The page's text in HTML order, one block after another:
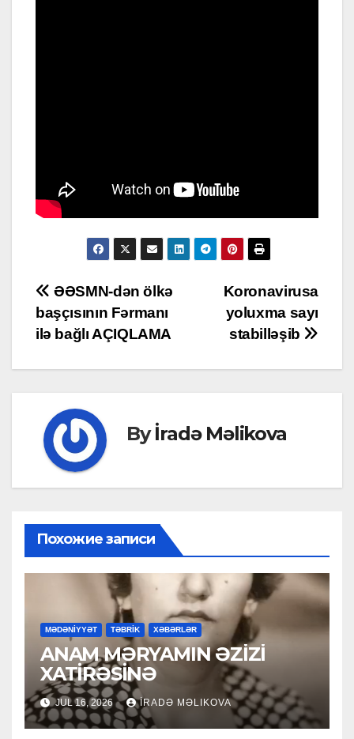
Post
navigation
Koronavirusa
yoluxma sayı
stabilləşib
ƏƏSMN-dən ölkə
başçısının Fərmanı
ilə bağlı AÇIQLAMA
Byİradə Məlikova
Похожие записи
MƏDƏNİYYƏT TƏBRİK XƏBƏRLƏR
ANAM MƏRYAMIN ƏZİZİ
XATİRƏSİNƏ
JUL 16, 2026 İRADƏ MƏLIKOVA